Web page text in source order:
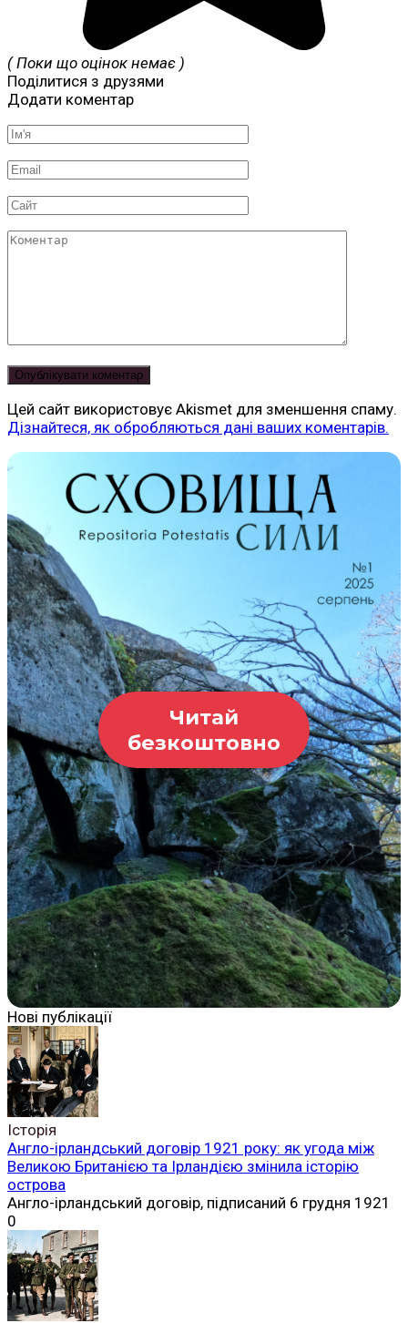
( Поки що оцінок немає )
Поділитися з друзями
Додати коментар
Ім'я
Email
Сайт
Коментар
Цей сайт використовує Akismet для зменшення спаму.
Дізнайтеся, як обробляються дані ваших коментарів.
Читай
безкоштовно
Нові публікації
Історія
Англо-ірландський договір 1921 року: як угода між
Великою Британією та Ірландією змінила історію
острова
Англо-ірландський договір, підписаний 6 грудня 1921
0